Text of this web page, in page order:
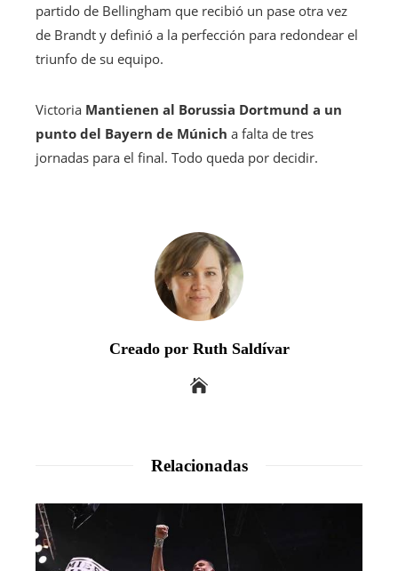
partido de Bellingham que recibió un pase otra vez
de Brandt y definió a la perfección para redondear el
triunfo de su equipo.
Victoria Mantienen al Borussia Dortmund a un
punto del Bayern de Múnich a falta de tres
jornadas para el final. Todo queda por decidir.
Creado por Ruth Saldívar
Relacionadas